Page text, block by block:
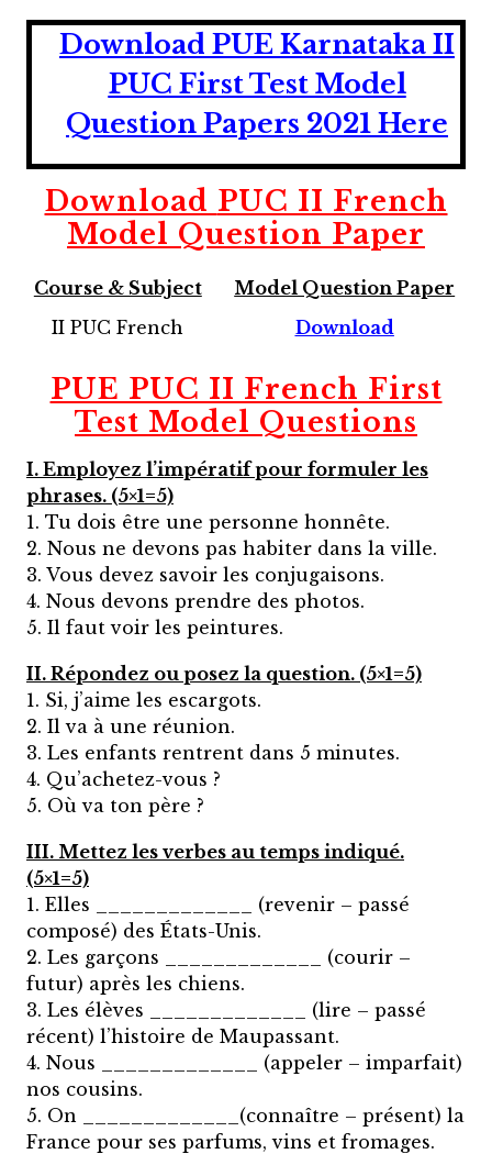
Download PUE Karnataka II
PUC First Test Model
Question Papers 2021 Here
Download PUC II French
Model Question Paper
Course & Subject
Model Question Paper
II PUC French
Download
PUE PUC II French First
Test Model Questions
I. Employez l’impératif pour formuler les
phrases. (5×1=5)
1. Tu dois être une personne honnête.
2. Nous ne devons pas habiter dans la ville.
3. Vous devez savoir les conjugaisons.
4. Nous devons prendre des photos.
5. Il faut voir les peintures.
II. Répondez ou posez la question. (5×1=5)
1. Si, j’aime les escargots.
2. Il va à une réunion.
3. Les enfants rentrent dans 5 minutes.
4. Qu’achetez-vous ?
5. Où va ton père ?
III. Mettez les verbes au temps indiqué.
(5×1=5)
1. Elles _____________ (revenir – passé
composé) des États-Unis.
2. Les garçons _____________ (courir –
futur) après les chiens.
3. Les élèves _____________ (lire – passé
récent) l’histoire de Maupassant.
4. Nous _____________ (appeler – imparfait)
nos cousins.
5. On _____________(connaître – présent) la
France pour ses parfums, vins et fromages.